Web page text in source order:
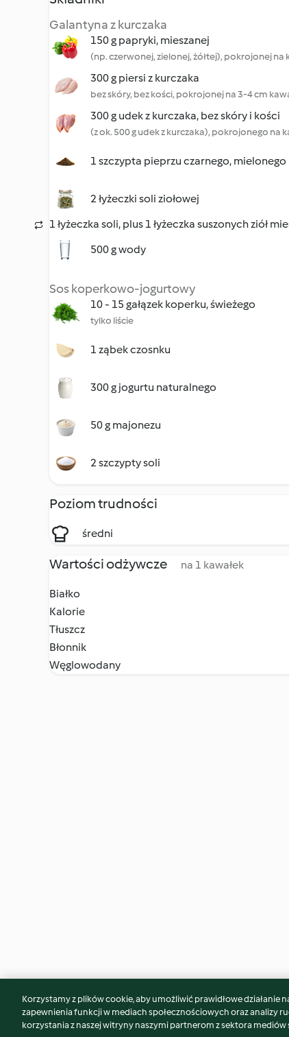
Galantyna z kurczaka
150 g papryki, mieszanej
(np. czerwonej, zielonej, żółtej), pokrojonej na
300 g piersi z kurczaka
bez skóry, bez kości, pokrojonej na 3-4 cm
300 g udek z kurczaka, bez skóry i kości
(z ok. 500 g udek z kurczaka), pokrojonego na
1 szczypta pieprzu czarnego, mielonego
2 łyżeczki soli ziołowej
1 łyżeczka soli, plus 1 łyżeczka suszonych ziół
500 g wody
Sos koperkowo-jogurtowy
10 - 15 gałązek koperku, świeżego
tylko liście
1 ząbek czosnku
300 g jogurtu naturalnego
50 g majonezu
2 szczypty soli
Poziom trudności
średni
Wartości odżywcze na 1 kawałek
Białko
Kalorie
Tłuszcz
Błonnik
Węglowodany
Może spodoba Ci się również...
Korzystamy z plików cookie, aby umożliwić prawidłowe działanie
zapewnienia funkcji w mediach społecznościowych oraz analizy
korzystania z naszej witryny naszymi partnerom z sektora